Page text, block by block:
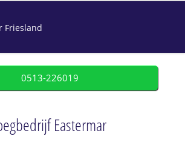
Friesland
0513-226019
Eastermar